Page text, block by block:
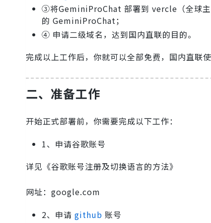
③将GeminiProChat 部署到 vercle（全球主
的 GeminiProChat；
④ 申请二级域名，达到国内直联的目的。
完成以上工作后，你就可以全部免费，国内直联
二、准备工作
开始正式部署前，你需要完成以下工作：
1、申请谷歌账号
详见《谷歌账号注册及切换语言的方法》
网址：google.com
2、申请 github 账号